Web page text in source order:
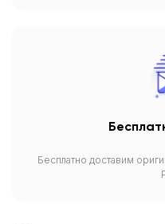
Бесплатно доставим